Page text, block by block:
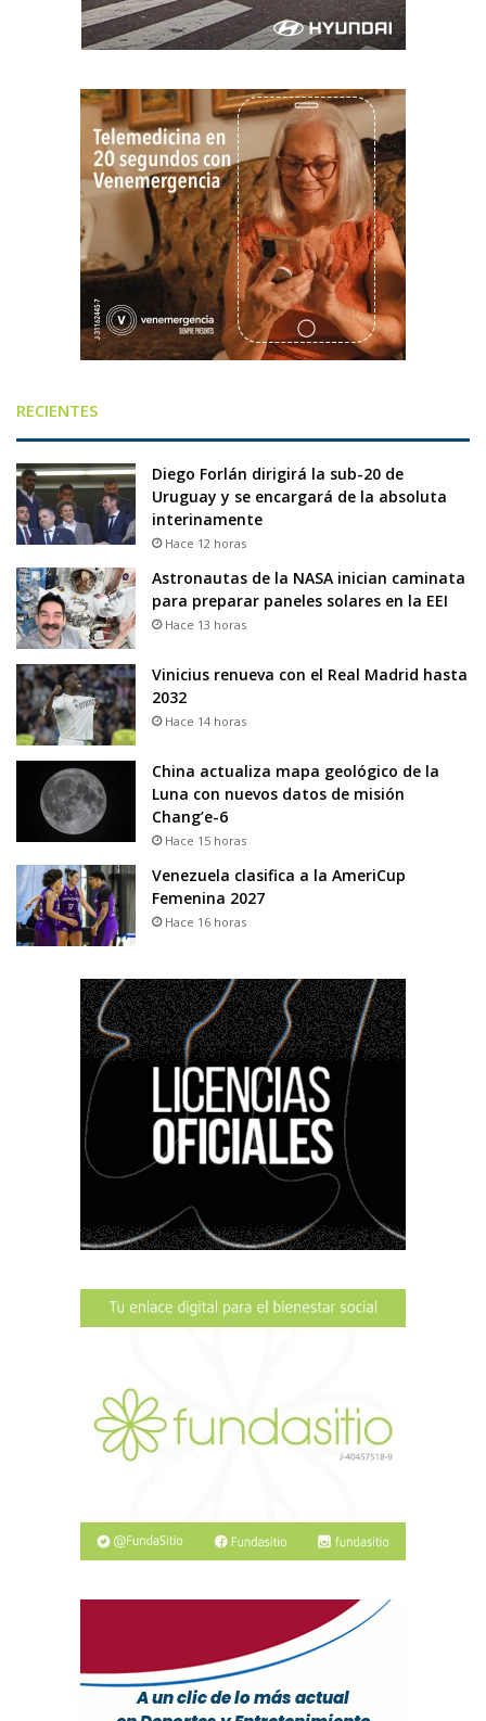
RECIENTES
Diego Forlán dirigirá la sub-20 de
Uruguay y se encargará de la absoluta
interinamente
Hace 12 horas
Astronautas de la NASA inician caminata
para preparar paneles solares en la EEI
Hace 13 horas
Vinicius renueva con el Real Madrid hasta
2032
Hace 14 horas
China actualiza mapa geológico de la
Luna con nuevos datos de misión
Chang’e-6
Hace 15 horas
Venezuela clasifica a la AmeriCup
Femenina 2027
Hace 16 horas